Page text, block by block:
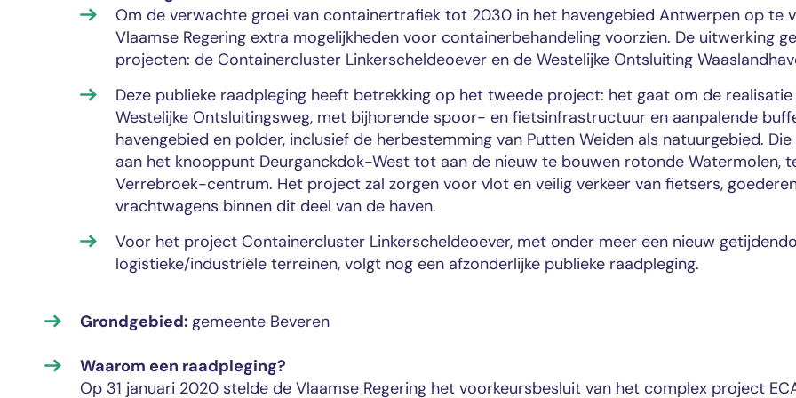
Om de verwachte groei van containertrafiek tot 2030 in het havengebied Antwerpen op te
Vlaamse Regering extra mogelijkheden voor containerbehandeling voorzien. De uitwerking
projecten: de Containercluster Linkerscheldeoever en de Westelijke Ontsluiting
Deze publieke raadpleging heeft betrekking op het tweede project: het gaat om de realisatie
Westelijke Ontsluitingsweg, met bijhorende spoor- en fietsinfrastructuur en aanpalende
havengebied en polder, inclusief de herbestemming van Putten Weiden als natuurgebied.
aan het knooppunt Deurganckdok-West tot aan de nieuw te bouwen rotonde Watermolen,
Verrebroek-centrum. Het project zal zorgen voor vlot en veilig verkeer van fietsers,
vrachtwagens binnen dit deel van de haven.
Voor het project Containercluster Linkerscheldeoever, met onder meer een nieuw
logistieke/industriële terreinen, volgt nog een afzonderlijke publieke raadpleging.
Grondgebied: gemeente Beveren
Waarom een raadpleging?
Op 31 januari 2020 stelde de Vlaamse Regering het voorkeursbesluit van het complex project